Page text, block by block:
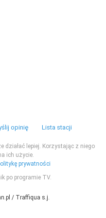
opinię Lista stacji
działać lepiej. Korzystając z niego
ich użycie.
prywatności
po programie TV.
/ Traffiqua s.j.